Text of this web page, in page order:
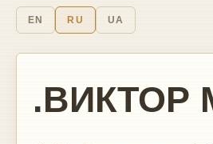
EN RU UA
.ВИКТОР